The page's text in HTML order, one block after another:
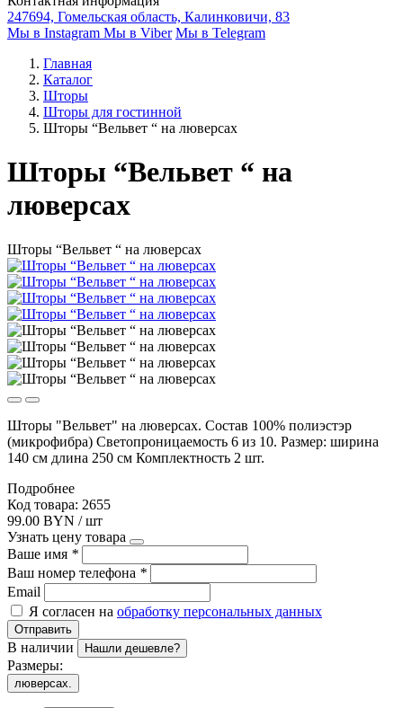
247694, Гомельская область, Калинковичи, 83
Мы в Instagram Мы в Viber Мы в Telegram
Главная
Каталог
Шторы
Шторы для гостинной
Шторы “Вельвет “ на люверсах
Шторы “Вельвет “ на
люверсах
Шторы “Вельвет “ на люверсах
Шторы "Вельвет" на люверсах. Состав 100% полиэстэр
(микрофибра) Светопроницаемость 6 из 10. Размер: ширина
140 см длина 250 см Комплектность 2 шт.
Подробнее
Код товара: 2655
99.00 BYN / шт
Узнать цену товара
Ваше имя *
Ваш номер телефона *
Email
Я согласен на обработку персональных данных
Отправить
В наличии Нашли дешевле?
Размеры:
люверсах.